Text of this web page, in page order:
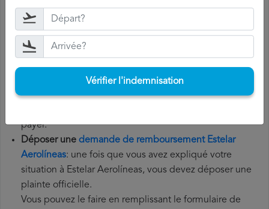
Rassemblez tous les documentsnécessaires: pour
déposer une demande de remboursement Estelar
Aerolíneas, vous aurez besoin de votre numéro de vol,
de la date de départ, de l'aéroport d'origine et de
l'aéroport de destination. Il est également recommandé
de conserver tous les documents relatifs au vol, tels que
la carte d'embarquement, le billet et les reçus des frais
payer.
Déposer une demande de remboursement Estelar
Aerolíneas: une fois que vous avez expliqué votre
situation à Estelar Aerolíneas, vous devez déposer une
plainte officielle.
Vous pouvez le faire en remplissant le formulaire de
Vérifier l'indemnisation